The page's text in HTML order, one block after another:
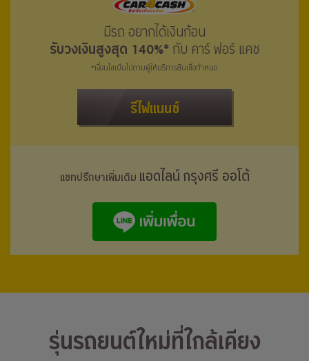
มีรถ อยากได้เงินก้อน
รับวงเงินสูงสุด 140%* กับ คาร์ ฟอร์ แคช
*เงื่อนไขเป็นไปตามผู้ให้บริการสินเชื่อกำหนด
รีไฟแนนซ์
แชทปรึกษาเพิ่มเติม แอดไลน์ กรุงศรี ออโต้
รุ่นรถยนต์ใหม่ที่ใกล้เคียง